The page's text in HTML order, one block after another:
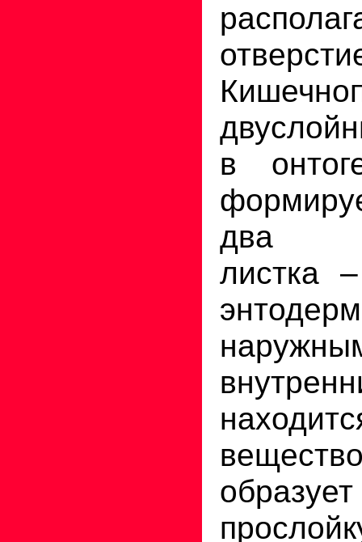
в
два
листка